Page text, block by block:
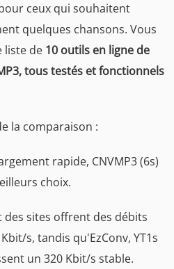
ceux qui souhaitent
quelques chansons. Vous
liste de 10 outils en ligne de
tous testés et fonctionnels
la comparaison :
rapide, CNVMP3 (6s)
choix.
des sites offrent des débits
s, tandis qu'EzConv, YT1s
un 320 Kbit/s stable.